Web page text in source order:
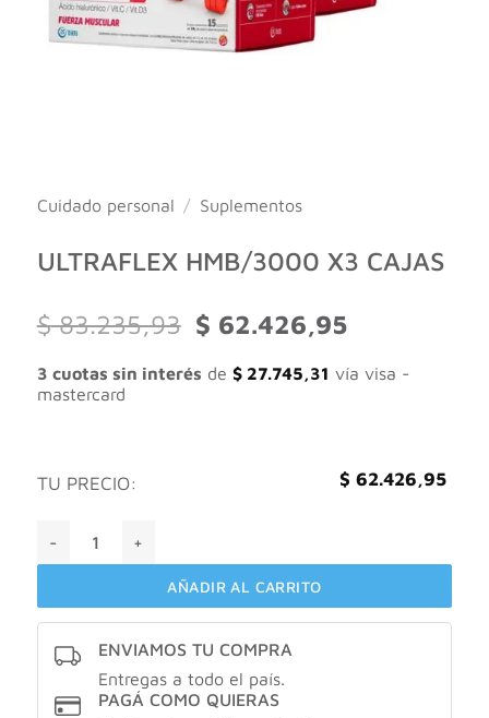
Cuidado personal / Suplementos
ULTRAFLEX HMB/3000 X3 CAJAS
$83.235,93
El
precio
original
era:
$ 62.426,95El
precio
es:
3 cuotas sin interés de $27.745,31 vía visa -
mastercard
TU PRECIO: $ 62.426,95
AÑADIR AL CARRITO
ENVIAMOS TU COMPRA
Entregas a todo el país.
PAGÁ COMO QUIERAS